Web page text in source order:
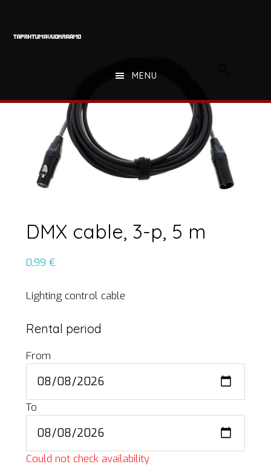
sivupalkkiin
MENU
DMX cable, 3-p, 5 m
0,99 €
Lighting control cable
Rental period
From
To
Could not check availability